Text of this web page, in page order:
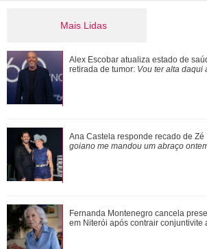
Mais Lidas
Ana Castela responde recado de Zé
goiano me mandou um abraço
Morre pai de Lionel Messi aos 68
Fernanda Montenegro cancela
em Niterói após contrair conjunt...
Alex Escobar atualiza estado de
retirada de tumor: Vou ter alta daqui
Ana Castela responde recado de Zé
goiano me mandou um abraço
Fernanda Montenegro cancela
em Niterói após contrair conjuntivite